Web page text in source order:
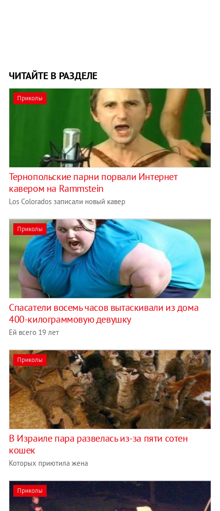
ЧИТАЙТЕ В РАЗДЕЛЕ
Приколы
Тернопольские парни порвали Интернет
кавером на Rammstein
Los Colorados записали новый кавер
Приколы
Спасатели восемь часов вытаскивали из дома
400-килограммовую девушку
Ей всего 19 лет
Приколы
В Израиле пара развелась из-за пяти сотен
кошек
Которых приютила жена
Приколы